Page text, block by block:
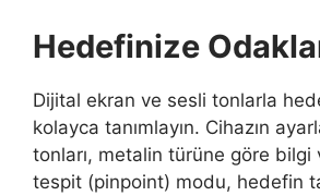
Hedefinize
Dijital ekran ve sesli tonlarla
kolayca tanımlayın. Cihazın
tonları, metalin türüne göre bilgi
tespit (pinpoint) modu, hedefin